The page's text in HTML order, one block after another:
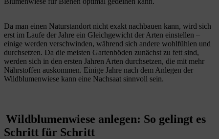
Da man einen Naturstandort nicht exakt nachbauen kann, wird sich
erst im Laufe der Jahre ein Gleichgewicht der Arten einstellen –
einige werden verschwinden, während sich andere wohlfühlen und
durchsetzen. Da die meisten Gartenböden zunächst zu fett sind,
werden sich in den ersten Jahren Arten durchsetzen, die mit mehr
Nährstoffen auskommen. Einige Jahre nach dem Anlegen der
Wildblumenwiese kann eine Nachsaat sinnvoll sein.
Wildblumenwiese anlegen: So gelingt es
Schritt für Schritt